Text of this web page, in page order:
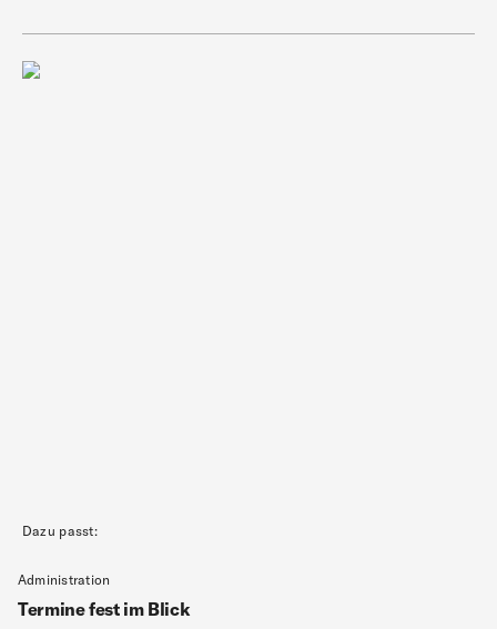
Dazu passt:
Administration
Termine fest im Blick